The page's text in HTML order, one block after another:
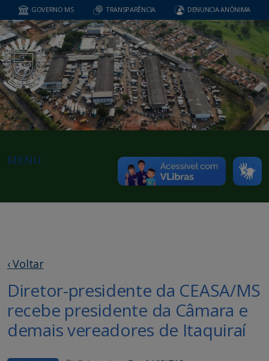
GOVERNO MS TRANSPARÊNCIA DENUNCIA ANÔNIMA
MENU
‹ Voltar
Diretor-presidente da CEASA/MS
recebe presidente da Câmara e
demais vereadores de Itaquiraí